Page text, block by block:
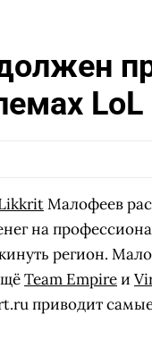
Малофеев
на
регион.
Team Empireи
приводит